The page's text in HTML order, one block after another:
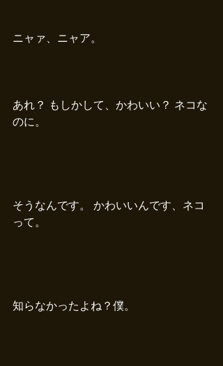
ニャァ、ニャア。
あれ？ もしかして、かわいい？ ネコな
のに。
そうなんです。 かわいいんです、ネコ
って。
知らなかったよね？僕。